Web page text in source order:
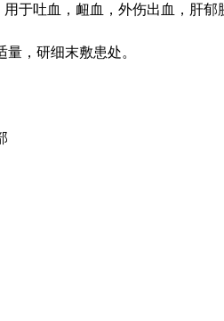
于吐血，衄血，外伤出血，肝郁
量，研细末敷患处。